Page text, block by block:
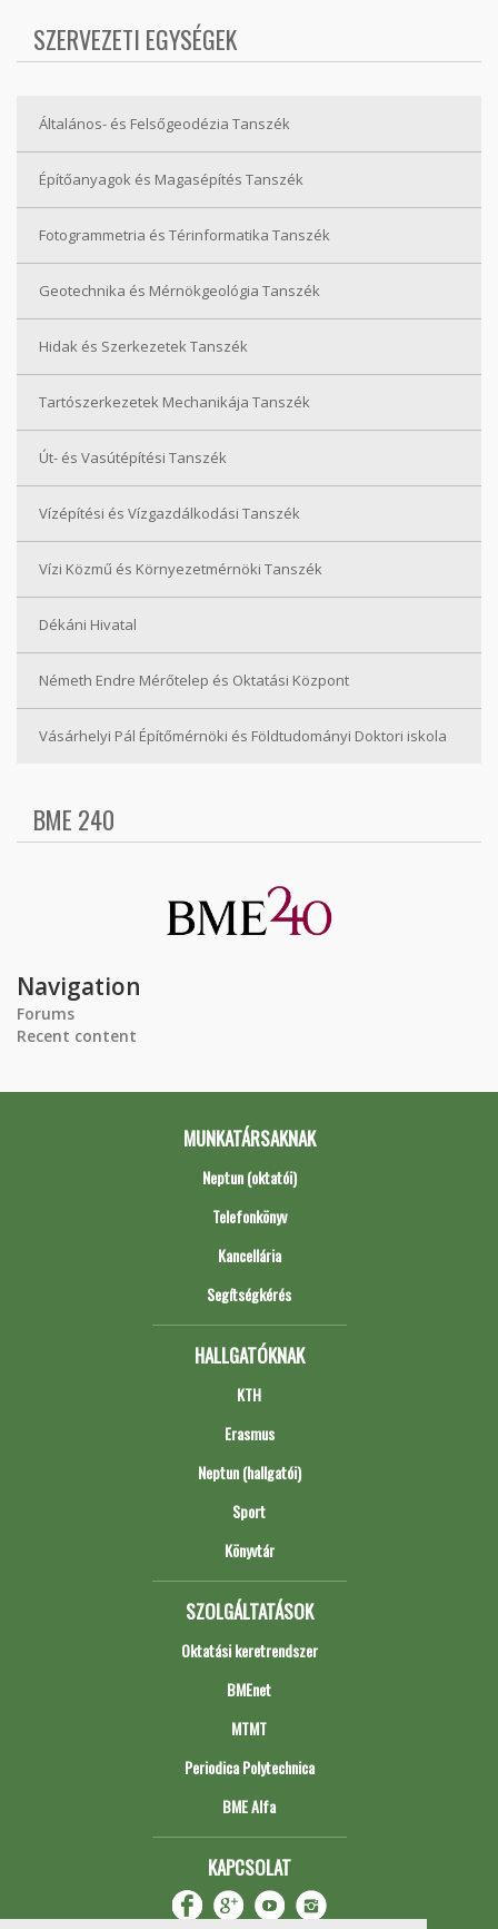
SZERVEZETI EGYSÉGEK
Általános- és Felsőgeodézia Tanszék
Építőanyagok és Magasépítés Tanszék
Fotogrammetria és Térinformatika Tanszék
Geotechnika és Mérnökgeológia Tanszék
Hidak és Szerkezetek Tanszék
Tartószerkezetek Mechanikája Tanszék
Út- és Vasútépítési Tanszék
Vízépítési és Vízgazdálkodási Tanszék
Vízi Közmű és Környezetmérnöki Tanszék
Dékáni Hivatal
Németh Endre Mérőtelep és Oktatási Központ
Vásárhelyi Pál Építőmérnöki és Földtudományi Doktori iskola
BME 240
Navigation
Forums
Recent content
MUNKATÁRSAKNAK
Neptun (oktatói)
Telefonkönyv
Kancellária
Segítségkérés
HALLGATÓKNAK
KTH
Erasmus
Neptun (hallgatói)
Sport
Könyvtár
SZOLGÁLTATÁSOK
Oktatási keretrendszer
BMEnet
MTMT
Periodica Polytechnica
BME Alfa
KAPCSOLAT